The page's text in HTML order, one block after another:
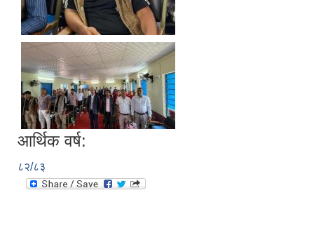
आर्थिक वर्ष:
८२/८३